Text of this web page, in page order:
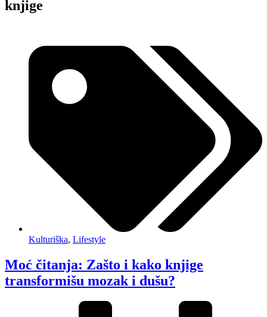
knjige
Kulturiška, Lifestyle
Moć čitanja: Zašto i kako knjige
transformišu mozak i dušu?